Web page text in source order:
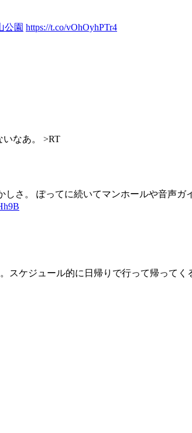
公園 https://t.co/vOhOyhPTr4
なあ。 >RT
さ。 ぽってに続いてマンホールや音声
スケジュール的に日帰りで行って帰って